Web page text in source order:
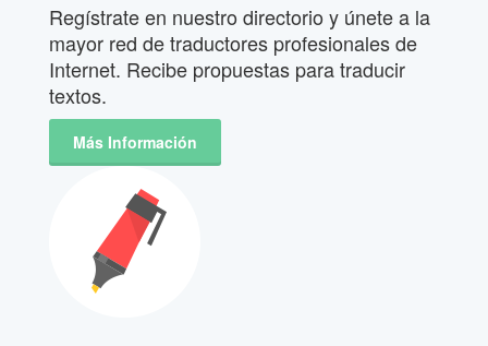
Regístrate en nuestro directorio y únete a la
mayor red de traductores profesionales de
Internet. Recibe propuestas para traducir
textos.
Más Información